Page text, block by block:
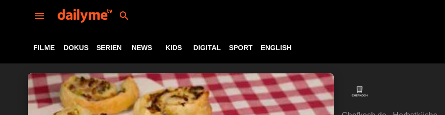
FILME DOKUS SERIEN NEWS KIDS DIGITAL SPORT ENGLISH